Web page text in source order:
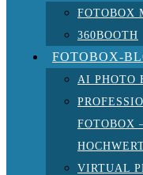
FOTOBOX
360BOOTH
FOTOBOX-
AI PHOTO
FOTOBOX
VIRTUAL